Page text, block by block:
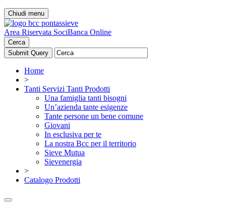
Chiudi menu
Area Riservata SociBanca Online
Cerca
Home
>
Tanti Servizi Tanti Prodotti
Una famiglia tanti bisogni
Un’azienda tante esigenze
Tante persone un bene comune
Giovani
In esclusiva per te
La nostra Bcc per il territorio
Sieve Mutua
Sievenergia
>
Catalogo Prodotti